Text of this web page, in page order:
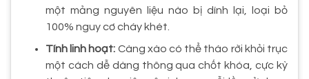
một mảng nguyên liệu nào bị dính lại, loại bỏ
100% nguy cơ cháy khét.
Tính linh hoạt: Càng xào có thể tháo rời khỏi trục
một cách dễ dàng thông qua chốt khóa, cực kỳ